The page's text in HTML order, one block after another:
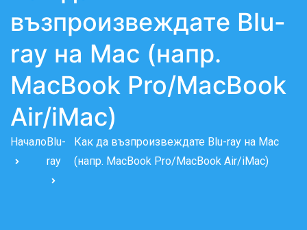
възпроизвеждате Blu-
ray на Mac (напр.
MacBook Pro/MacBook
Air/iMac)
НачалоBlu-
ray
Как да възпроизвеждате Blu-ray на Mac
(напр. MacBook Pro/MacBook Air/iMac)